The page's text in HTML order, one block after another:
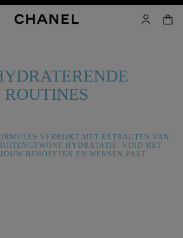
account
ROUTINES
VERRIJKT MET EXTRACTEN VAN
HYDRATATIE. VIND HET
BEHOEFTEN EN WENSEN PAST.